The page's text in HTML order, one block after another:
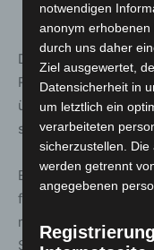
Förderschulen)
Der bisher
Rahmenhygieneplan
übernehmen die
schuleigenen
Es gilt weiterhin eine
für alle Schülerinnen
montags, mittwochs
Schülerinnen und
notwendigen
anonym
durch uns daher
Ziel ausgewertet,
Datensicherheit in
um letztlich ein
verarbeiteten
sicherzustellen.
werden getrennt
angegebenen